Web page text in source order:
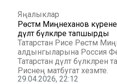
Яңалыклар
Рөстәм Миңнеханов
дәүләт бүләкләре тапшырды
Татарстан Рәисе Рөстәм
алдынгыларына Россия
Татарстан дәүләт бүләкләрен
Рәиснең матбугат хезмәте.
29.04.2026, 22:12